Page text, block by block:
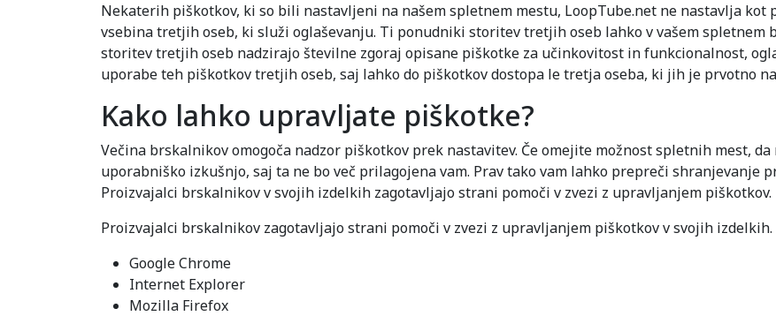
Nekaterih piškotkov, ki so bili nastavljeni na našem spletnem mestu, LoopTube.net ne nastavlja kot
vsebina tretjih oseb, ki služi oglaševanju. Ti ponudniki storitev tretjih oseb lahko v vašem spletnem
storitev tretjih oseb nadzirajo številne zgoraj opisane piškotke za učinkovitost in funkcionalnost,
uporabe teh piškotkov tretjih oseb, saj lahko do piškotkov dostopa le tretja oseba, ki jih je prvotno
Kako lahko upravljate piškotke?
Večina brskalnikov omogoča nadzor piškotkov prek nastavitev. Če omejite možnost spletnih mest,
uporabniško izkušnjo, saj ta ne bo več prilagojena vam. Prav tako vam lahko prepreči shranjevanje
Proizvajalci brskalnikov v svojih izdelkih zagotavljajo strani pomoči v zvezi z upravljanjem piškotkov.
Proizvajalci brskalnikov zagotavljajo strani pomoči v zvezi z upravljanjem piškotkov v svojih
Google Chrome
Internet Explorer
Mozilla Firefox